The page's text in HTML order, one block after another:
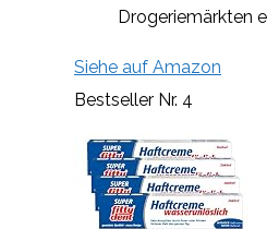
Drogeriemärkten
Siehe auf Amazon
Bestseller Nr. 4